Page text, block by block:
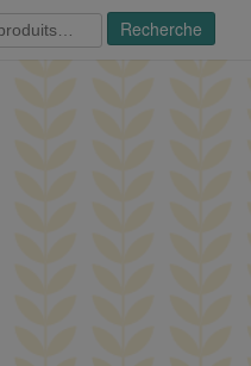
Recherche